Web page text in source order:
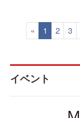
« 1 2 3
イベント